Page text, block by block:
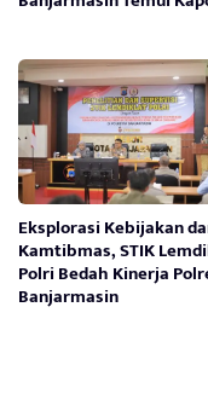
Eksplorasi Kebijakan
Kamtibmas, STIK
Polri Bedah Kinerja
Banjarmasin